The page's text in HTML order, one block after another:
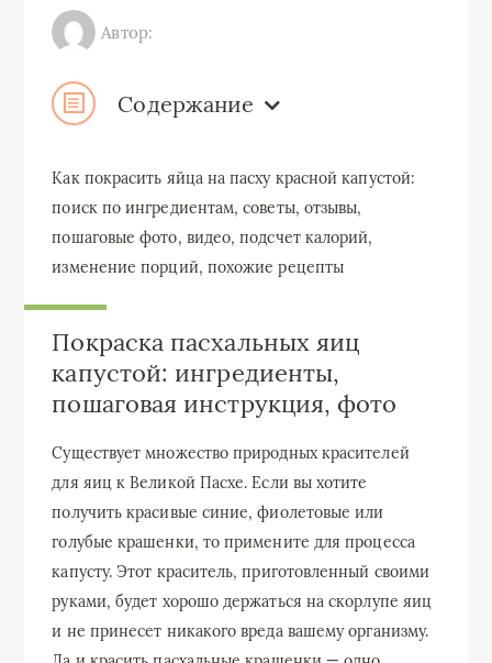
Автор:
Содержание
Как покрасить яйца на пасху красной капустой:
поиск по ингредиентам, советы, отзывы,
пошаговые фото, видео, подсчет калорий,
изменение порций, похожие рецепты
Покраска пасхальных яиц
капустой: ингредиенты,
пошаговая инструкция, фото
Существует множество природных красителей
для яиц к Великой Пасхе. Если вы хотите
получить красивые синие, фиолетовые или
голубые крашенки, то примените для процесса
капусту. Этот краситель, приготовленный своими
руками, будет хорошо держаться на скорлупе яиц
и не принесет никакого вреда вашему организму.